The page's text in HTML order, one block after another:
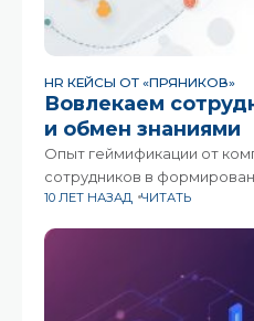
HR КЕЙСЫ ОТ «ПРЯНИКОВ»
Вовлекаем
и обмен знаниями
Опыт геймификации от
сотрудников в
знаний? Как побудить их
"Itera" запустили
10 ЛЕТ НАЗАД ЧИТАТЬ